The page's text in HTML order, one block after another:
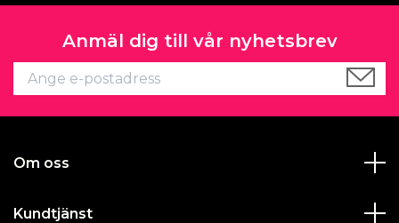
Anmäl dig till vår nyhetsbrev
Om oss
Kundtjänst